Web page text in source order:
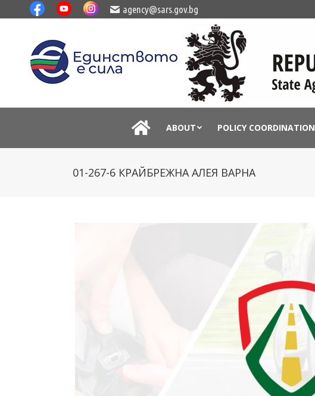
agency@sars.gov.bg
ABOUT POLICY COORDINATION
01-267-6 КРАЙБРЕЖНА АЛЕЯ ВАРНА